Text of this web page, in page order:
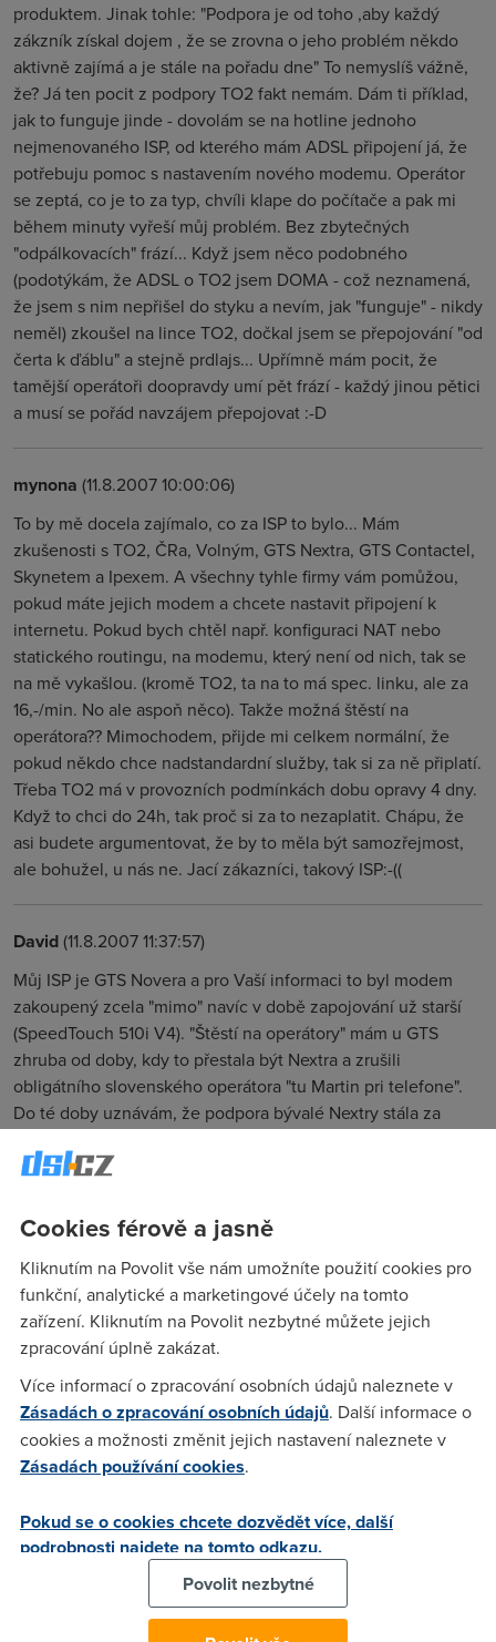
produktem. Jinak tohle: "Podpora je od toho ,aby každý
zákzník získal dojem , že se zrovna o jeho problém někdo
aktivně zajímá a je stále na pořadu dne" To nemyslíš vážně,
že? Já ten pocit z podpory TO2 fakt nemám. Dám ti příklad,
jak to funguje jinde - dovolám se na hotline jednoho
nejmenovaného ISP, od kterého mám ADSL připojení já, že
potřebuju pomoc s nastavením nového modemu. Operátor
se zeptá, co je to za typ, chvíli klape do počítače a pak mi
během minuty vyřeší můj problém. Bez zbytečných
"odpálkovacích" frází... Když jsem něco podobného
(podotýkám, že ADSL o TO2 jsem DOMA - což neznamená,
že jsem s nim nepřišel do styku a nevím, jak "funguje" - nikdy
neměl) zkoušel na lince TO2, dočkal jsem se přepojování "od
čerta k ďáblu" a stejně prdlajs... Upřímně mám pocit, že
tamější operátoři doopravdy umí pět frází - každý jinou pětici
a musí se pořád navzájem přepojovat :-D
mynona (11.8.2007 10:00:06)
To by mě docela zajímalo, co za ISP to bylo... Mám
zkušenosti s TO2, ČRa, Volným, GTS Nextra, GTS Contactel,
Skynetem a Ipexem. A všechny tyhle firmy vám pomůžou,
pokud máte jejich modem a chcete nastavit připojení k
internetu. Pokud bych chtěl např. konfiguraci NAT nebo
statického routingu, na modemu, který není od nich, tak se
na mě vykašlou. (kromě TO2, ta na to má spec. linku, ale za
16,-/min. No ale aspoň něco). Takže možná štěstí na
operátora?? Mimochodem, přijde mi celkem normální, že
pokud někdo chce nadstandardní služby, tak si za ně připlatí.
Třeba TO2 má v provozních podmínkách dobu opravy 4 dny.
Když to chci do 24h, tak proč si za to nezaplatit. Chápu, že
asi budete argumentovat, že by to měla být samozřejmost,
ale bohužel, u nás ne. Jací zákazníci, takový ISP:-((
David(11.8.2007 11:37:57)
Můj ISP je GTS Novera a pro Vaší informaci to byl modem
zakoupený zcela "mimo" navíc v době zapojování už starší
(SpeedTouch 510i V4). "Štěstí na operátory" mám u GTS
zhruba od doby, kdy to přestala být Nextra a zrušili
obligátního slovenského operátora "tu Martin pri telefone".
Do té doby uznávám, že podpora bývalé Nextry stála za
co u babičky vinou "přepojení na jinou ústřednu" vyřadili
zprovoznit (a dokola nás drze ujišťovali "že problém musí být
u nás" - samozřejmě nebyl) mi tu o čtyřech dnech laskavě nic
nemelte. S "kyslíky" mám svoje zkušenosti...
Anonym(11.8.2007 12:09:03)
Jenom proto, že zrovna vám spravovali linku šest týdnů to
neznamená, že to tak je u všech. Ale jak se říká. Kdo chce
psa bít, hůl si vždycky najde, žejo.
Hele takhle - stát se může leccos, kdyby byl jiný jejich
přístup a nepřehazovali si mě jako horkou bramboru, tak já
jsem člověk, co je schopen a ochoten leccos tolerovat... Ale
musí k tomu být taky adekvátní přístup z druhé strany. Ten
Cookies férově a jasně
Kliknutím na Povolit vše nám umožníte použití cookies pro
funkční, analytické a marketingové účely na tomto
zařízení. Kliknutím na Povolit nezbytné můžete jejich
zpracování úplně zakázat.
Více informací o zpracování osobních údajů naleznete v
Zásadách o zpracování osobních údajů. Další informace o
cookies a možnosti změnit jejich nastavení naleznete v
Zásadách používání cookies.
Pokud se o cookies chcete dozvědět více, další
podrobnosti najdete na tomto odkazu.
Povolit nezbytné